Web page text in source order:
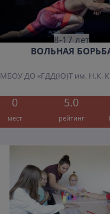
8-17 лет
ВОЛЬНАЯ
МБОУ ДО «ГДД(Ю)Т им. Н.К.
0 5.0
мест рейтинг